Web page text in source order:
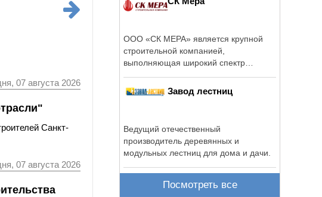
07 августа 2026
Санкт-
07 августа 2026
ООО «СК МЕРА» является крупной
строительной компанией,
выполняющая широкий спектр
Завод лестниц
Ведущий отечественный
производитель деревянных и
модульных лестниц для дома и дачи.
Посмотреть все